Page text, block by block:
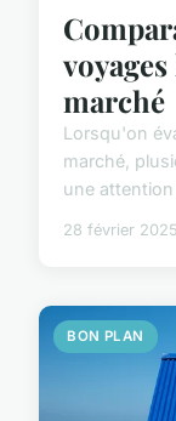
marché
Lorsqu'on
marché,
une
28 février 2025
BON PLAN